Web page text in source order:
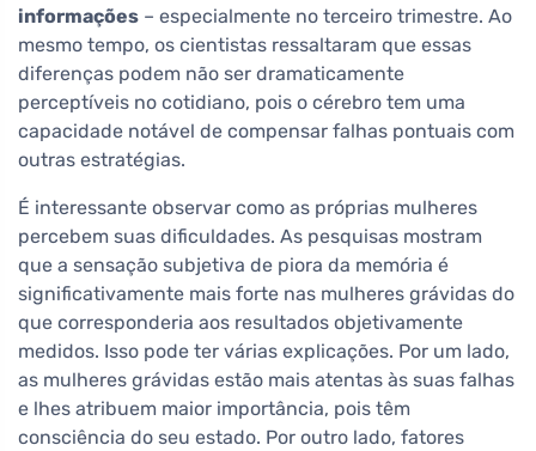
informações – especialmente no terceiro trimestre. Ao
mesmo tempo, os cientistas ressaltaram que essas
diferenças podem não ser dramaticamente
perceptíveis no cotidiano, pois o cérebro tem uma
capacidade notável de compensar falhas pontuais com
outras estratégias.
É interessante observar como as próprias mulheres
percebem suas dificuldades. As pesquisas mostram
que a sensação subjetiva de piora da memória é
significativamente mais forte nas mulheres grávidas do
que corresponderia aos resultados objetivamente
medidos. Isso pode ter várias explicações. Por um lado,
as mulheres grávidas estão mais atentas às suas falhas
e lhes atribuem maior importância, pois têm
consciência do seu estado. Por outro lado, fatores